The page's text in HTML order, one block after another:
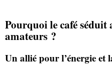
Pourquoi le café
amateurs ?
Un allié pour l’énergie et